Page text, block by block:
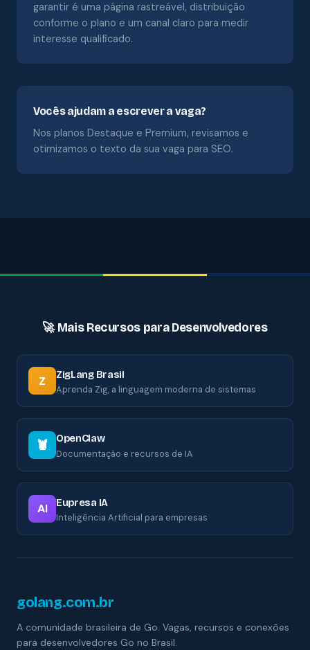
garantir é uma página rastreável, distribuição
conforme o plano e um canal claro para medir
interesse qualificado.
Vocês ajudam a escrever a vaga?
Nos planos Destaque e Premium, revisamos e
otimizamos o texto da sua vaga para SEO.
🚀 Mais Recursos para Desenvolvedores
Z ZigLang Brasil
Aprenda Zig, a linguagem moderna de sistemas
🦞 OpenClaw
Documentação e recursos de IA
AI Eupresa IA
Inteligência Artificial para empresas
golang.com.br
A comunidade brasileira de Go. Vagas, recursos e conexões
para desenvolvedores Go no Brasil.